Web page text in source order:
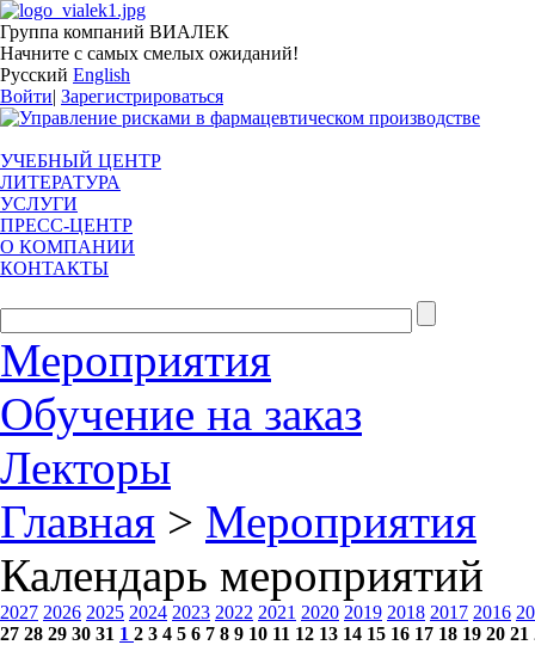
Группа компаний ВИАЛЕК
Начните с самых смелых ожиданий!
Русский English
Войти| Зарегистрироваться
УЧЕБНЫЙ ЦЕНТР
ЛИТЕРАТУРА
УСЛУГИ
ПРЕСС-ЦЕНТР
О КОМПАНИИ
КОНТАКТЫ
Мероприятия
Обучение на заказ
Лекторы
Главная > Мероприятия
Календарь мероприятий
2027 2026 2025 2024 2023 2022 2021 2020 2019 2018 2017 2016
27 28 29 30 31 1 2 3 4 5 6 7 8 9 10 11 12 13 14 15 16 17 18 19 20 21